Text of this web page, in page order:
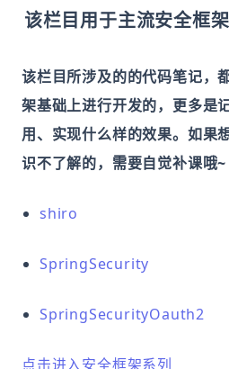
该栏目用于主流安全框
该栏目所涉及的的代码笔记
架基础上进行开发的，更多是
用、实现什么样的效果。如果
识不了解的，需要自觉补课哦~
shiro
SpringSecurity
SpringSecurityOauth2
点击进入安全框架系列